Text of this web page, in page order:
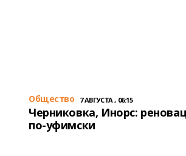
Общество 7 АВГУСТА , 06:15
Черниковка, Инорс:
по-уфимски